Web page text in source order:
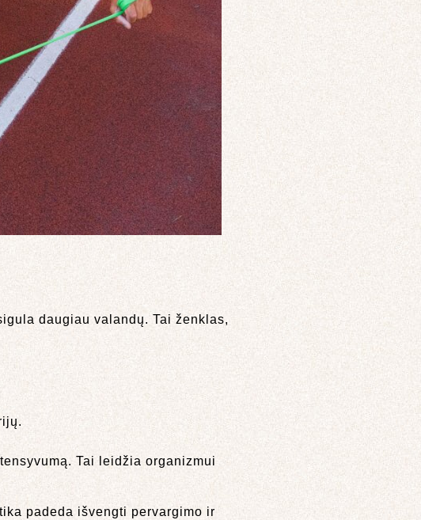
daugiau valandų. Tai ženklas,
Tai leidžia organizmui
padeda išvengti pervargimo ir